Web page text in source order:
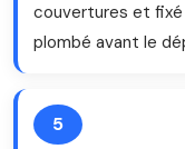
couvertures et fixé
plombé avant le
5